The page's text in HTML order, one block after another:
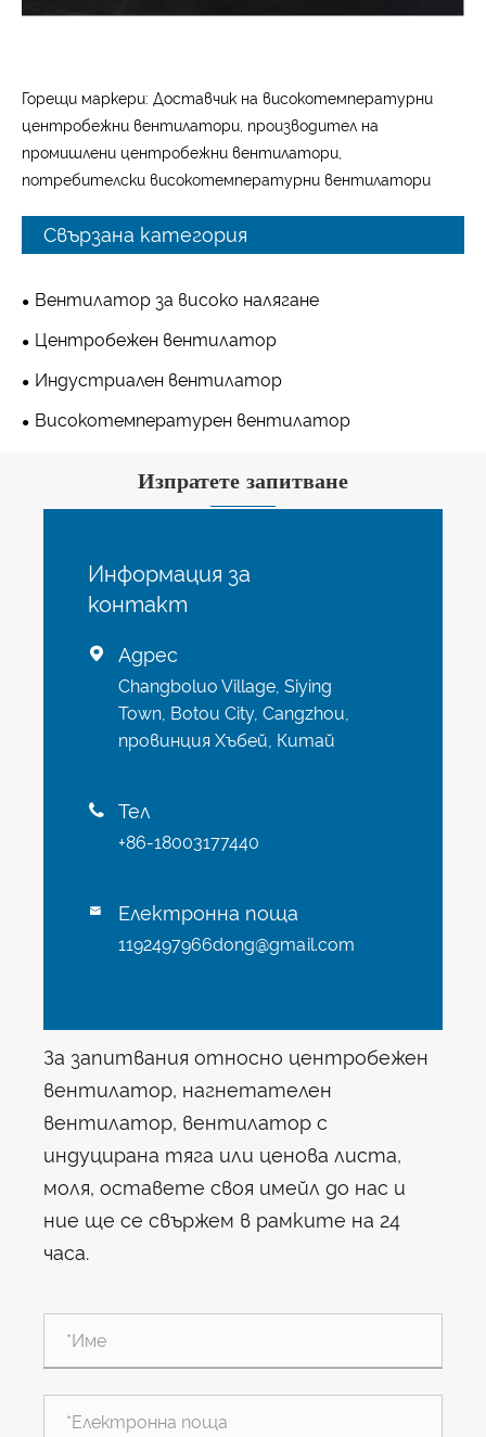
Горещи маркери: Доставчик на високотемпературни
центробежни вентилатори, производител на
промишлени центробежни вентилатори,
потребителски високотемпературни вентилатори
Свързана категория
Вентилатор за високо налягане
Центробежен вентилатор
Индустриален вентилатор
Високотемпературен вентилатор
Изпратете запитване
Информация за
контакт
 Адрес
Changboluo Village, Siying
Town, Botou City, Cangzhou,
провинция Хъбей, Китай
 Тел
+86-18003177440
 Електронна поща
1192497966dong@gmail.com
За запитвания относно центробежен
вентилатор, нагнетателен
вентилатор, вентилатор с
индуцирана тяга или ценова листа,
моля, оставете своя имейл до нас и
ние ще се свържем в рамките на 24
часа.